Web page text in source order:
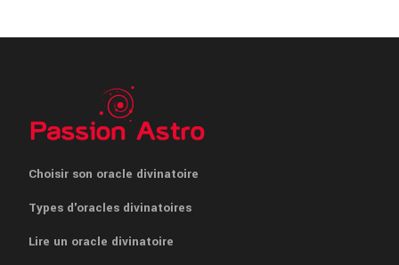
Choisir son oracle divinatoire
Types d'oracles divinatoires
Lire un oracle divinatoire